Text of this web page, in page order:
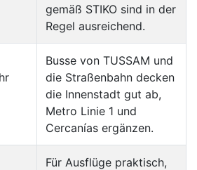
gemäß STIKO sind in der
Regel ausreichend.
Busse von TUSSAM und
die Straßenbahn decken
die Innenstadt gut ab,
Metro Linie 1 und
Cercanías ergänzen.
Für Ausflüge praktisch,